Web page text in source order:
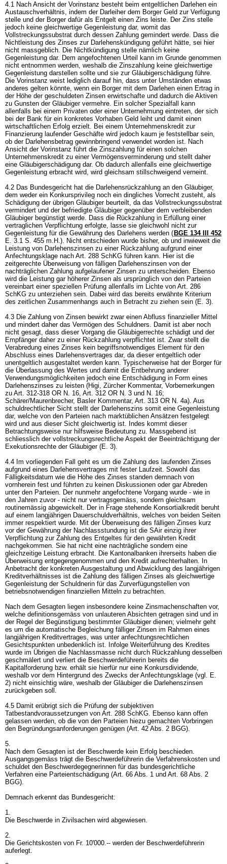
4.1 Nach Ansicht der Vorinstanz besteht beim entgeltlichen Darlehen ein
Austauschverhältnis, indem der Darleiher dem Borger Geld zur Verfügung
stelle und der Borger dafür als Entgelt einen Zins leiste. Der Zins stelle
jedoch keine gleichwertige Gegenleistung dar, womit das
Vollstreckungssubstrat durch dessen Zahlung gemindert werde. Dass die
Nichtleistung des Zinses zur Darlehenskündigung geführt hätte, sei hier
nicht massgeblich. Die Nichtkündigung stelle nämlich keine
Gegenleistung dar. Dem angefochtenen Urteil kann im Grunde genommen
nicht entnommen werden, weshalb die Zinszahlung keine gleichwertige
Gegenleistung darstellen sollte und sie zur Gläubigerschädigung führe.
Die Vorinstanz weist lediglich darauf hin, dass unter Umständen etwas
anderes gelten könnte, wenn ein Borger mit dem Darlehen einen Ertrag in
der Höhe der geschuldeten Zinsen erwirtschafte und dadurch die Aktiven
zu Gunsten der Gläubiger vermehre. Ein solcher Spezialfall kann
allenfalls bei einem Privaten oder einer Unternehmung eintreten, der sich
bei der Bank für ein konkretes Vorhaben Geld leiht und damit einen
wirtschaftlichen Erfolg erzielt. Bei einem Unternehmenskredit zur
Finanzierung laufender Geschäfte wird jedoch kaum je feststellbar sein,
ob der Darlehensbetrag gewinnbringend verwendet worden ist. Nach
Ansicht der Vorinstanz führt die Zinszahlung für einen solchen
Unternehmenskredit zu einer Vermögensverminderung und stellt daher
eine Gläubigerschädigung dar. Ob dadurch allenfalls eine gleichwertige
Gegenleistung erbracht wird, wird gleichsam stillschweigend verneint.
4.2 Das Bundesgericht hat die Darlehensrückzahlung an den Gläubiger,
dem weder ein Konkursprivileg noch ein dingliches Vorrecht zusteht, als
Schädigung der übrigen Gläubiger beurteilt, da das Vollstreckungssubstrat
vermindert und der befriedigte Gläubiger gegenüber dem verbleibenden
Gläubiger begünstigt werde. Dass die Rückzahlung in Erfüllung einer
vertraglichen Verpflichtung erfolgte, lasse sie gleichwohl nicht zur
Gegenleistung für die Gewährung des Darlehens werden ( BGE 134 III 452
E. 3.1 S. 455 m.H.). Nicht entschieden wurde bisher, ob und inwieweit die
Leistung von Darlehenszinsen zu einer Rückzahlung aufgrund einer
Anfechtungsklage nach Art. 288 SchKG führen kann. Hier ist die
zeitgerechte Überweisung von fälligen Darlehenszinsen von der
nachträglichen Zahlung aufgelaufener Zinsen zu unterscheiden. Ebenso
wird die Leistung gar höherer Zinsen als ursprünglich von den Parteien
vereinbart einer speziellen Prüfung allenfalls im Lichte von Art. 286
SchKG zu unterziehen sein. Dabei wird das bereits erwähnte Kriterium
des zeitlichen Zusammenhangs auch in Betracht zu ziehen sein (E. 3).
4.3 Die Zahlung von Zinsen bewirkt zwar einen Abfluss finanzieller Mittel
und mindert daher das Vermögen des Schuldners. Damit ist aber noch
nicht gesagt, dass dieser Vorgang die Gläubigerrechte schädigt und der
Empfänger daher zu einer Rückzahlung verpflichtet ist. Zwar stellt die
Verabredung eines Zinses kein begriffsnotwendiges Element für den
Abschluss eines Darlehensvertrages dar, da dieser entgeltlich oder
unentgeltlich ausgestaltet werden kann. Typischerweise hat der Borger für
die Überlassung des Wertes und damit die Entbehrung anderer
Verwendungsmöglichkeiten jedoch eine Entschädigung in Form eines
Darlehenszinses zu leisten (Higi, Zürcher Kommentar, Vorbemerkungen
zu Art. 312-318 OR N. 16, Art. 312 OR N. 3 und N. 16;
Schärer/Maurenbrecher, Basler Kommentar, Art. 313 OR N. 4a). Aus
schuldrechtlicher Sicht stellt der Darlehenszins somit eine Gegenleistung
dar, welche von den Parteien nach marktüblichen Ansätzen festgelegt
wird und aus dieser Sicht gleichwertig ist. Indes kommt dieser
Betrachtungsweise nur hilfsweise Bedeutung zu. Massgebend ist
schliesslich der vollstreckungsrechtliche Aspekt der Beeinträchtigung der
Exekutionsrechte der Gläubiger (E. 3).
4.4 Im vorliegenden Fall geht es um die Zahlung des laufenden Zinses
aufgrund eines Darlehensvertrages mit fester Laufzeit. Sowohl das
Fälligkeitsdatum wie die Höhe des Zinses standen demnach von
vornherein fest und führten zu keinen Diskussionen oder gar Abreden
unter den Parteien. Der nunmehr angefochtene Vorgang wurde - wie in
den Jahren zuvor - nicht nur vertragsgemäss, sondern gleichsam
routinemässig abgewickelt. Der in Frage stehende Konsortialkredit beruht
auf einem langjährigen Dauerschuldverhältnis, welches von beiden Seiten
immer respektiert wurde. Mit der Überweisung des fälligen Zinses kurz
vor der Gewährung der Nachlassstundung ist die SAir einzig ihrer
Verpflichtung zur Zahlung des Entgeltes für den gewährten Kredit
nachgekommen. Sie hat nicht eine nachträgliche sondern eine
gleichzeitige Leistung erbracht. Die Kantonalbanken ihrerseits haben die
Überweisung entgegengenommen und den Kredit aufrechterhalten. In
Anbetracht der konkreten Ausgestaltung und Abwicklung des langjährigen
Kreditverhältnisses ist die Zahlung des fälligen Zinses als gleichwertige
Gegenleistung der Schuldnerin für das Zurverfügungstellen von
betriebsnotwendigen finanziellen Mitteln zu betrachten.
Nach dem Gesagten liegen insbesondere keine Zinsmachenschaften vor,
welche definitionsgemäss von unlauteren Absichten getragen sind und in
der Regel der Begünstigung bestimmter Gläubiger dienen; vielmehr geht
es um die automatische Begleichung fälliger Zinsen im Rahmen eines
langjährigen Kreditvertrages, was unter anfechtungsrechtlichen
Gesichtspunkten unbedenklich ist. Infolge Weiterführung des Kredites
wurde im Übrigen die Nachlassmasse nicht durch Rückzahlung desselben
geschmälert und verliert die Beschwerdeführerin bereits die
Kapitalforderung bzw. erhält sie hierfür nur eine Konkursdividende,
weshalb vor dem Hintergrund des Zwecks der Anfechtungsklage (vgl. E.
2) nicht einsichtig wäre, weshalb der Gläubiger die Darlehenszinsen
zurückgeben soll.
4.5 Damit erübrigt sich die Prüfung der subjektiven
Tatbestandvoraussetzungen von Art. 288 SchKG. Ebenso kann offen
gelassen werden, ob die von den Parteien hiezu gemachten Vorbringen
den Begründungsanforderungen genügen (Art. 42 Abs. 2 BGG).
5.
Nach dem Gesagten ist der Beschwerde kein Erfolg beschieden.
Ausgangsgemäss trägt die Beschwerdeführerin die Verfahrenskosten und
schuldet den Beschwerdegegnerinnen für das bundesgerichtliche
Verfahren eine Parteientschädigung (Art. 66 Abs. 1 und Art. 68 Abs. 2
BGG).
Demnach erkennt das Bundesgericht:
1.
Die Beschwerde in Zivilsachen wird abgewiesen.
2.
Die Gerichtskosten von Fr. 10'000.-- werden der Beschwerdeführerin
auferlegt.